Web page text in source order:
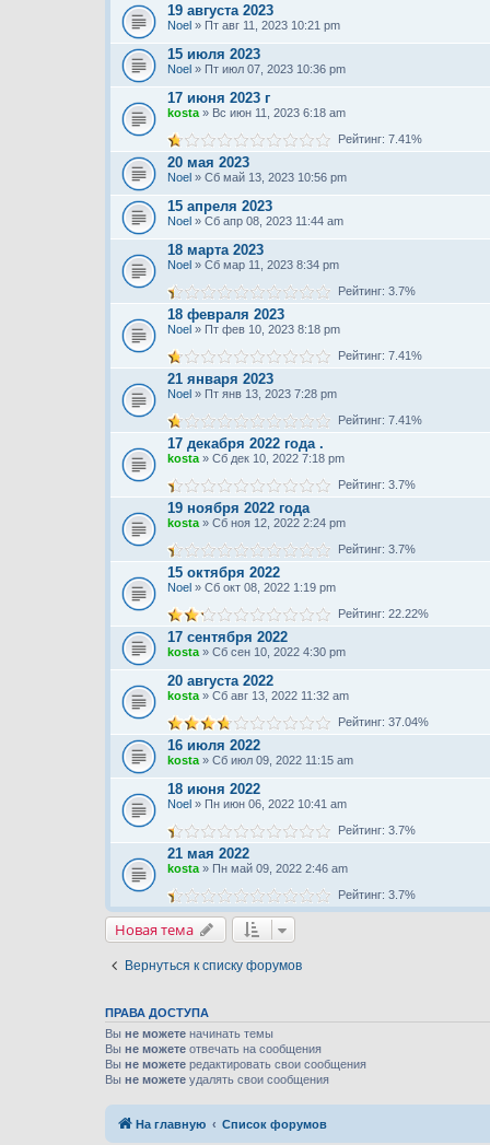
19 августа 2023
Noel » Пт авг 11, 2023 10:21 pm
15 июля 2023
Noel » Пт июл 07, 2023 10:36 pm
17 июня 2023 г
kosta » Вс июн 11, 2023 6:18 am
Рейтинг: 7.41%
20 мая 2023
Noel » Сб май 13, 2023 10:56 pm
15 апреля 2023
Noel » Сб апр 08, 2023 11:44 am
18 марта 2023
Noel » Сб мар 11, 2023 8:34 pm
Рейтинг: 3.7%
18 февраля 2023
Noel » Пт фев 10, 2023 8:18 pm
Рейтинг: 7.41%
21 января 2023
Noel » Пт янв 13, 2023 7:28 pm
Рейтинг: 7.41%
17 декабря 2022 года .
kosta » Сб дек 10, 2022 7:18 pm
Рейтинг: 3.7%
19 ноября 2022 года
kosta » Сб ноя 12, 2022 2:24 pm
Рейтинг: 3.7%
15 октября 2022
Noel » Сб окт 08, 2022 1:19 pm
Рейтинг: 22.22%
17 сентября 2022
kosta » Сб сен 10, 2022 4:30 pm
20 августа 2022
kosta » Сб авг 13, 2022 11:32 am
Рейтинг: 37.04%
16 июля 2022
kosta » Сб июл 09, 2022 11:15 am
18 июня 2022
Noel » Пн июн 06, 2022 10:41 am
Рейтинг: 3.7%
21 мая 2022
kosta » Пн май 09, 2022 2:46 am
Рейтинг: 3.7%
Новая тема
Вернуться к списку форумов
ПРАВА ДОСТУПА
Вы не можете начинать темы
Вы не можете отвечать на сообщения
Вы не можете редактировать свои сообщения
Вы не можете удалять свои сообщения
На главную Список форумов